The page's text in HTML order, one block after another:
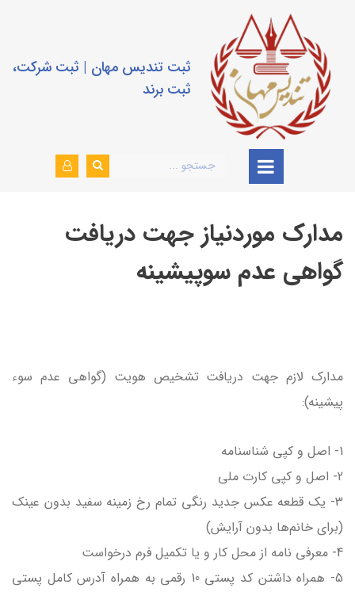
ثبت تندیس مهان | ثبت شرکت،
ثبت برند
مدارک موردنیاز جهت دریافت
گواهی عدم سوپیشینه
مدارک لازم جهت دريافت تشخيص هويت (گواهي عدم سوء
پيشينه):
1- اصل و کپی شناسنامه
2- اصل و کپی كارت ملي
3- يك قطعه عكس جديد رنگي تمام رخ زمينه سفيد بدون عينك
(براي خانم‌ها بدون آرايش)
4- معرفي نامه از محل كار و يا تكميل فرم درخواست
5- همراه داشتن كد پستي 10 رقمي به همراه آدرس كامل پستي